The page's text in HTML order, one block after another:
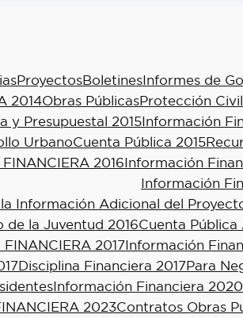
ProyectosBoletinesInformes de
2014Obras PúblicasProtección Civil
y Presupuestal 2015Información
UrbanoCuenta Pública 2015
2016Información
Información
Información Adicional del
de la Juventud 2016Cuenta
2017Información
Disciplina Financiera 2017Para
Información Financiera 2020
2023Contratos Obras